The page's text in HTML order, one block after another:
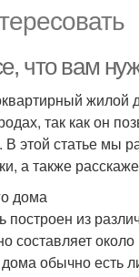
что вам
жилой
так как он
В этой статье мы
а также
дома
из
составляет
дома обычно